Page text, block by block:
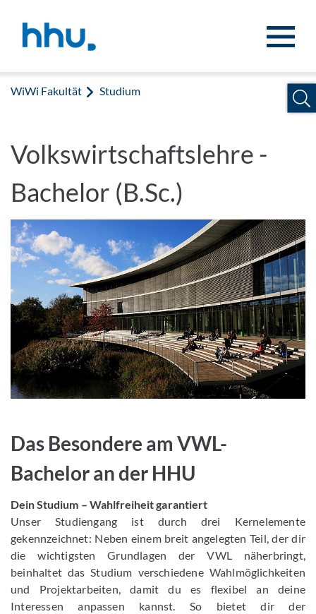
WiWi Fakultät Studium
Volkswirtschaftslehre -
Bachelor (B.Sc.)
Das Besondere am VWL-
Bachelor an der HHU
Dein Studium – Wahlfreiheit garantiert
Unser Studiengang ist durch drei Kernelemente
gekennzeichnet: Neben einem breit angelegten Teil, der dir
die wichtigsten Grundlagen der VWL näherbringt,
beinhaltet das Studium verschiedene Wahlmöglichkeiten
und Projektarbeiten, damit du es flexibel an deine
Interessen anpassen kannst. So bietet dir der